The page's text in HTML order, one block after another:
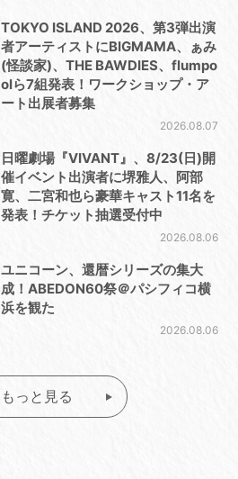
TOKYO ISLAND 2026、第3弾出演
者アーティストにBIGMAMA、ぁみ
(怪談家)、THE BAWDIES、flumpo
olら7組発表！ワークショップ・ア
ート出展者募集
2026.08.07
日曜劇場『VIVANT』、8/23(日)開
催イベント出演者に堺雅人、阿部
寛、二宮和也ら豪華キャスト11名を
発表！チケット抽選受付中
2026.08.06
ユニコーン、還暦シリーズの集大
成！ABEDON60祭＠パシフィコ横
浜を観た
2026.08.06
もっと見る